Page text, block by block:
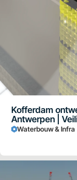
Kofferdam
Antwerpen |
Waterbouw & Infra